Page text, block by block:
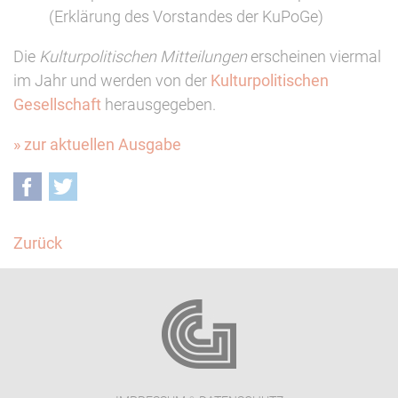
(Erklärung des Vorstandes der KuPoGe)
Die Kulturpolitischen Mitteilungenerscheinen viermal
im Jahr und werden von der Kulturpolitischen
Gesellschaft herausgegeben.
» zur aktuellen Ausgabe
Facebook
Zurück